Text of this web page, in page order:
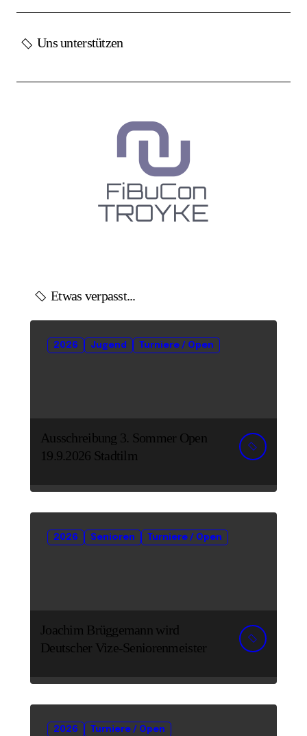
Uns unterstützen
Etwas verpasst...
2026 Jugend Turniere / Open
Ausschreibung 3. Sommer Open
19.9.2026 Stadtilm
2026 Senioren Turniere / Open
Joachim Brüggemann wird
Deutscher Vize-Seniorenmeister
2026 Turniere / Open